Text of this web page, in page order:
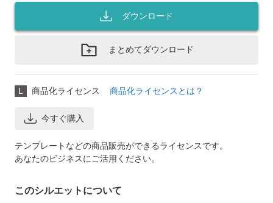
ダウンロード
まとめてダウンロード
L 商品化ライセンス 商品化ライセンスとは？
今すぐ購入
テンプレートなどの商品販売ができるライセンスです。
あなたのビジネスにご活用ください。
このシルエットについて